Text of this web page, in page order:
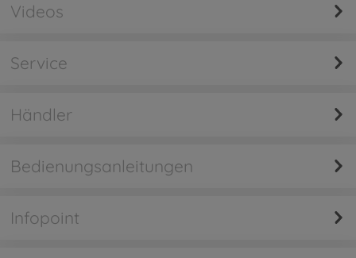
Videos
Service
Händler
Bedienungsanleitungen
Infopoint